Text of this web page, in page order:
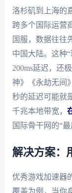
洛杉矶到上海的
跨多个国际运营
国服，数据往往
中国大陆。这种
200ms延迟，还
神》《永劫无间
秒的延迟可能就
千兆本地带宽，
国际骨干网的“最
解决方案：
优秀游戏加速器